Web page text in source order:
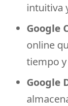
intuitiva
Google
online
tiempo
Google